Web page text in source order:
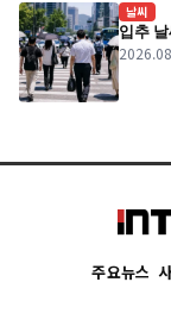
날씨
입추
주요뉴스